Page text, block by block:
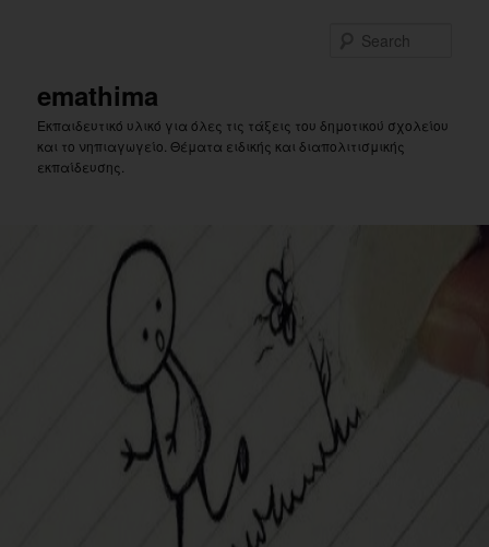
emathima
Εκπαιδευτικό υλικό για όλες τις τάξεις του δημοτικού σχολείου
και το νηπιαγωγείο. Θέματα ειδικής και διαπολιτισμικής
εκπαίδευσης.